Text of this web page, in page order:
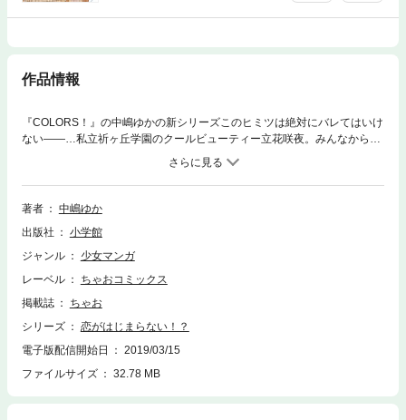
作品情報
『COLORS！』の中嶋ゆかの新シリーズこのヒミツは絶対にバレてはいけ
ない――…私立祈ヶ丘学園のクールビューティー立花咲夜。みんなから憧
れられるカノジョの正体は乙女ゲーム大好きな夢女子。いつも通り隠れて
乙女ゲームをしている所を学園No．1さわやかイケメン・陽ノ宮朝登に見
つかってしまい…！？ヒミツを守る代わりに「恋人のフリをしろ」と契約
をさせられて―――！？学園No．1カップルの本当の恋ははじまるの？ち
著者
中嶋ゆか
出版社
小学館
ジャンル
少女マンガ
レーベル
ちゃおコミックス
掲載誌
ちゃお
シリーズ
恋がはじまらない！？
電子版配信開始日
2019/03/15
ファイルサイズ
32.78 MB